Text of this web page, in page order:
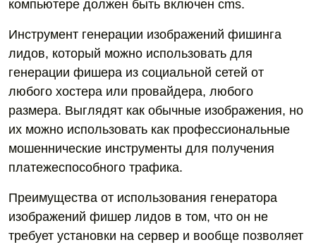
компьютере должен быть включен cms.
Инструмент генерации изображений фишинга
лидов, который можно использовать для
генерации фишера из социальной сетей от
любого хостера или провайдера, любого
размера. Выглядят как обычные изображения, но
их можно использовать как профессиональные
мошеннические инструменты для получения
платежеспособного трафика.
Преимущества от использования генератора
изображений фишер лидов в том, что он не
требует установки на сервер и вообще позволяет